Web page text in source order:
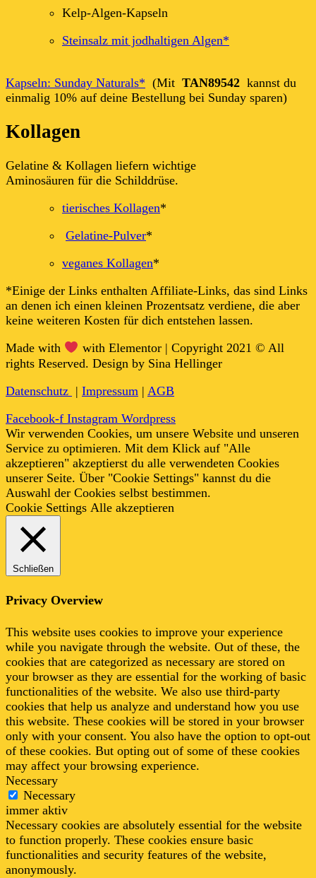
Kelp-Algen-Kapseln
Steinsalz mit jodhaltigen Algen*
Kapseln: Sunday Naturals* (Mit TAN89542 kannst du
einmalig 10% auf deine Bestellung bei Sunday sparen)
Kollagen
Gelatine & Kollagen liefern wichtige
Aminosäuren für die Schilddrüse.
tierisches Kollagen*
Gelatine-Pulver*
veganes Kollagen*
*Einige der Links enthalten Affiliate-Links, das sind Links
an denen ich einen kleinen Prozentsatz verdiene, die aber
keine weiteren Kosten für dich entstehen lassen.
Made with
with Elementor | Copyright 2021 © All
rights Reserved. Design by Sina Hellinger
Datenschutz | Impressum | AGB
Facebook-f Instagram Wordpress
Wir verwenden Cookies, um unsere Website und unseren
Service zu optimieren. Mit dem Klick auf "Alle
akzeptieren" akzeptierst du alle verwendeten Cookies
unserer Seite. Über "Cookie Settings" kannst du die
Auswahl der Cookies selbst bestimmen.
Cookie Settings Alle akzeptieren
Schließen
Privacy Overview
This website uses cookies to improve your experience
while you navigate through the website. Out of these, the
cookies that are categorized as necessary are stored on
your browser as they are essential for the working of basic
functionalities of the website. We also use third-party
cookies that help us analyze and understand how you use
this website. These cookies will be stored in your browser
only with your consent. You also have the option to opt-out
of these cookies. But opting out of some of these cookies
may affect your browsing experience.
Necessary
Necessary
immer aktiv
Necessary cookies are absolutely essential for the website
to function properly. These cookies ensure basic
functionalities and security features of the website,
anonymously.